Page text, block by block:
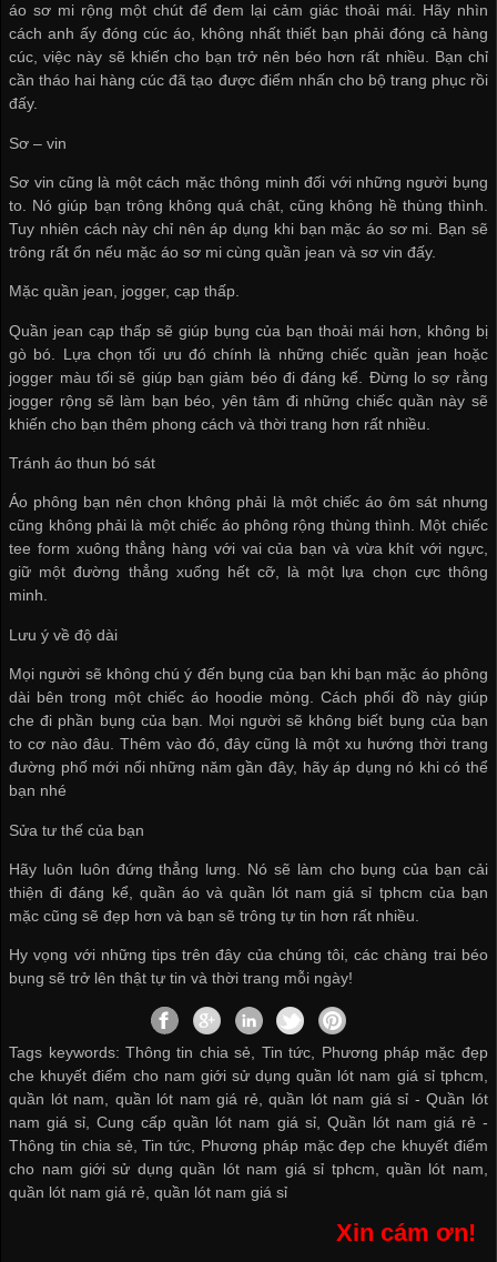
áo sơ mi rộng một chút để đem lại cảm giác thoải mái. Hãy nhìn
cách anh ấy đóng cúc áo, không nhất thiết bạn phải đóng cả hàng
cúc, việc này sẽ khiến cho bạn trở nên béo hơn rất nhiều. Bạn chỉ
cần tháo hai hàng cúc đã tạo được điểm nhấn cho bộ trang phục rồi
đấy.
Sơ – vin
Sơ vin cũng là một cách mặc thông minh đối với những người bụng
to. Nó giúp bạn trông không quá chật, cũng không hề thùng thình.
Tuy nhiên cách này chỉ nên áp dụng khi bạn mặc áo sơ mi. Bạn sẽ
trông rất ổn nếu mặc áo sơ mi cùng quần jean và sơ vin đấy.
Mặc quần jean, jogger, cạp thấp.
Quần jean cạp thấp sẽ giúp bụng của bạn thoải mái hơn, không bị
gò bó. Lựa chọn tối ưu đó chính là những chiếc quần jean hoặc
jogger màu tối sẽ giúp bạn giảm béo đi đáng kể. Đừng lo sợ rằng
jogger rộng sẽ làm bạn béo, yên tâm đi những chiếc quần này sẽ
khiến cho bạn thêm phong cách và thời trang hơn rất nhiều.
Tránh áo thun bó sát
Áo phông bạn nên chọn không phải là một chiếc áo ôm sát nhưng
cũng không phải là một chiếc áo phông rộng thùng thình. Một chiếc
tee form xuông thẳng hàng với vai của bạn và vừa khít với ngực,
giữ một đường thẳng xuống hết cỡ, là một lựa chọn cực thông
minh.
Lưu ý về độ dài
Mọi người sẽ không chú ý đến bụng của bạn khi bạn mặc áo phông
dài bên trong một chiếc áo hoodie mỏng. Cách phối đồ này giúp
che đi phần bụng của bạn. Mọi người sẽ không biết bụng của bạn
to cơ nào đâu. Thêm vào đó, đây cũng là một xu hướng thời trang
đường phố mới nổi những năm gần đây, hãy áp dụng nó khi có thể
bạn nhé
Sửa tư thế của bạn
Hãy luôn luôn đứng thẳng lưng. Nó sẽ làm cho bụng của bạn cải
thiện đi đáng kể, quần áo và quần lót nam giá sỉ tphcm của bạn
mặc cũng sẽ đẹp hơn và bạn sẽ trông tự tin hơn rất nhiều.
Hy vọng với những tips trên đây của chúng tôi, các chàng trai béo
bụng sẽ trở lên thật tự tin và thời trang mỗi ngày!
Tags keywords: Thông tin chia sẻ, Tin tức, Phương pháp mặc đẹp
che khuyết điểm cho nam giới sử dụng quần lót nam giá sỉ tphcm,
quần lót nam, quần lót nam giá rẻ, quần lót nam giá sỉ -Quần lót
nam giá sỉ ,Cung cấp quần lót nam giá sỉ, Quần lót nam giá rẻ -
Thông tin chia sẻ ,Tin tức
Phương pháp mặc đẹp che khuyết điểm
cho nam giới sử dụng quần lót nam giá sỉ tphcm
quần lót nam
quần lót nam giá rẻ ,quần lót nam giá sỉ
Xin cám ơn!